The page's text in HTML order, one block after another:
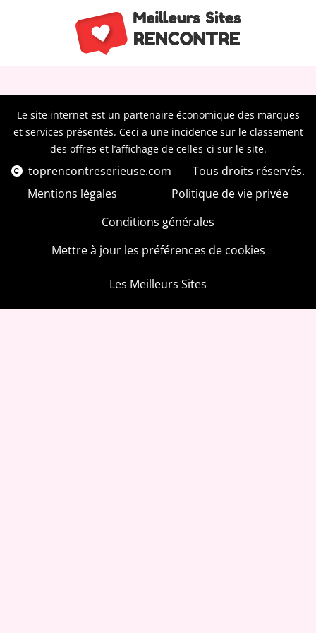
Le site internet est un partenaire économique des marques
et services présentés. Ceci a une incidence sur le classement
des offres et l’affichage de celles-ci sur le site.
toprencontreserieuse.com
Tous droits réservés.
Mentions légales
Politique de vie privée
Conditions générales
Mettre à jour les préférences de cookies
Les Meilleurs Sites